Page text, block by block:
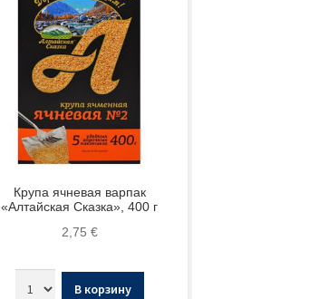
Крупа ячневая варпак
«Алтайская Сказка», 400 г
2,75 €
В корзину